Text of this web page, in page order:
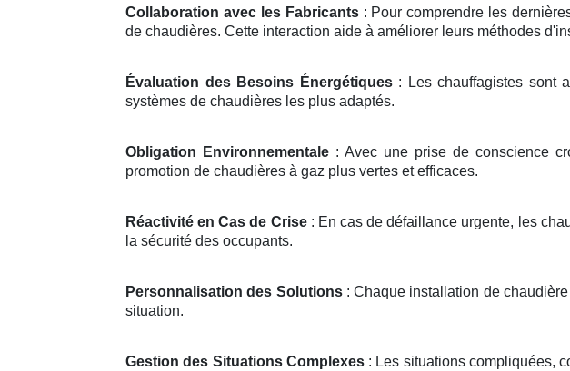
Collaboration avec les Fabricants: Pour comprendre les
de chaudières. Cette interaction aide à améliorer leurs méthodes
Évaluation des Besoins Énergétiques: Les chauffagistes sont
systèmes de chaudières les plus adaptés.
Obligation Environnementale : Avec une prise de conscience
promotion de chaudières à gaz plus vertes et efficaces.
Réactivité en Cas de Crise: En cas de défaillance urgente, les
la sécurité des occupants.
Personnalisation des Solutions: Chaque installation de
situation.
Gestion des Situations Complexes: Les situations compliquées,